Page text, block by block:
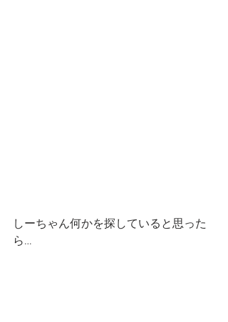
しーちゃん何かを探していると思った
ら…